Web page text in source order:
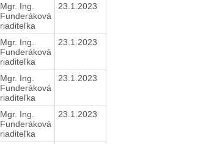
Mgr. Ing.
Funderáková
riaditeľka
23.1.2023
Mgr. Ing.
Funderáková
riaditeľka
23.1.2023
Mgr. Ing.
Funderáková
riaditeľka
23.1.2023
Mgr. Ing.
Funderáková
riaditeľka
23.1.2023